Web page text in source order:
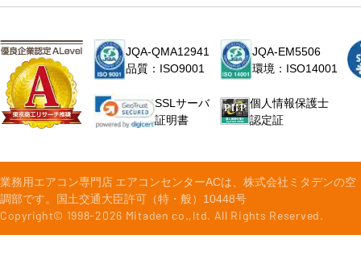
JQA-QMA12941
品質：ISO9001
JQA-EM5506
環境：ISO14001
SSLサーバ
証明書
個人情報保護士
認定証
業務用エアコン専門店 エアコンセンターACは、株式会社ミタデンの空
調部です。国土交通大臣許可（特・般）10448号
Copyright© 1998-2026 Mitaden co.,ltd. All Rights Reserved.